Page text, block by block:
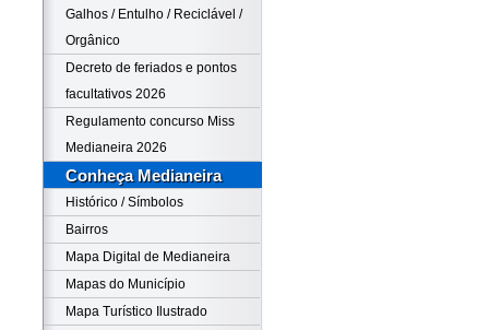
Galhos / Entulho / Reciclável /
Orgânico
Decreto de feriados e pontos
facultativos 2026
Regulamento concurso Miss
Medianeira 2026
Conheça Medianeira
Histórico / Símbolos
Bairros
Mapa Digital de Medianeira
Mapas do Município
Mapa Turístico Ilustrado